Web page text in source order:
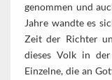
genommen und
Jahre wandte es
Zeit der Richter
dieses Volk in
Einzelne, die an